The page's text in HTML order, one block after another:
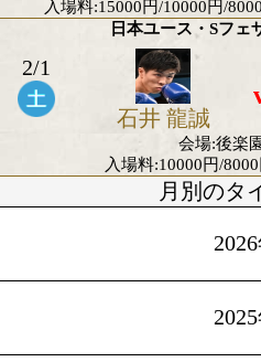
比嘉 大吾
会
入場料:15000円/
WBCユース・
2/11
畑中 建人
会場:愛知・